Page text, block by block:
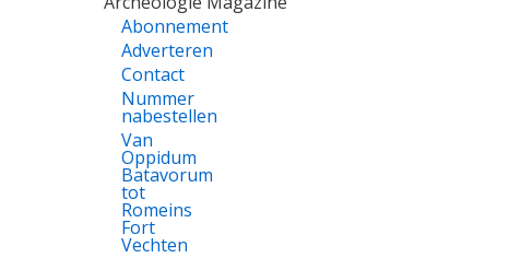
Abonnement
Adverteren
Contact
Nummer
nabestellen
Van
Oppidum
Batavorum
tot
Romeins
Fort
Vechten